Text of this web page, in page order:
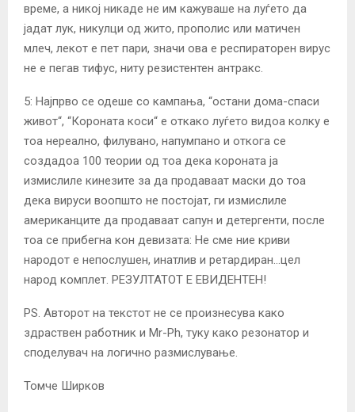
време, а никој никаде не им кажуваше на луѓето да
јадат лук, никулци од жито, прополис или матичен
млеч, лекот е пет пари, значи ова е респираторен вирус
не е пегав тифус, ниту резистентен антракс.
5: Најпрво се одеше со кампања, “остани дома-спаси
живот“, “Короната коси“ е откако луѓето видоа колку е
тоа нереално, филувано, напумпано и откога се
создадоа 100 теории од тоа дека короната ја
измислиле кинезите за да продаваат маски до тоа
дека вируси воопшто не постојат, ги измислиле
американците да продаваат сапун и детергенти, после
тоа се прибегна кон девизата: Не сме ние криви
народот е непослушен, инатлив и ретардиран…цел
народ комплет. РЕЗУЛТАТОТ Е ЕВИДЕНТЕН!
PS. Авторот на текстот не се произнесува како
здраствен работник и Мr-Ph, туку како резонатор и
споделувач на логично размислување.
Томче Ширков